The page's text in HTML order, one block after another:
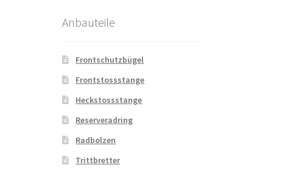
Anbauteile
Frontschutzbügel
Frontstossstange
Heckstossstange
Reserveradring
Radbolzen
Trittbretter